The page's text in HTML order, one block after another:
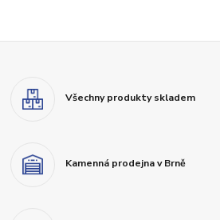
Všechny produkty skladem
Kamenná prodejna v Brně